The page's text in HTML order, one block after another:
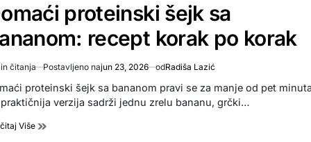
proteinski šejk sa
recept korak po korak
čitanja Postavljeno najun 23, 2026 odRadiša Lazić
proteinski šejk sa bananom pravi se za manje od pet
verzija sadrži jednu zrelu bananu, grčki…
Više